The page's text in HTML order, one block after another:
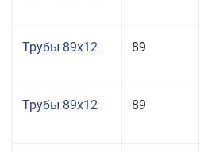
Трубы 89x12 89
Трубы 89x12 89